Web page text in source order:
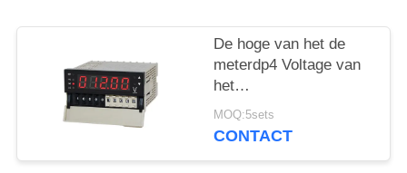
De hoge van het de
meterdp4 Voltage van
het
nauwkeurigheidspaneel
van de de
MOQ:5sets
CONTACT